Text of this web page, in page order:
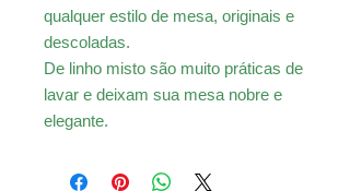
qualquer estilo de mesa, originais e
descoladas.
De linho misto são muito práticas de
lavar e deixam sua mesa nobre e
elegante.